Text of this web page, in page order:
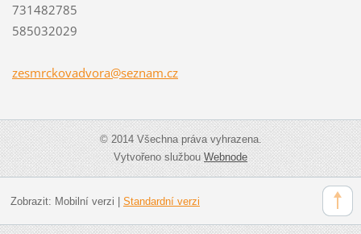
731482785
585032029
zesmrckovadvora@seznam.cz
© 2014 Všechna práva vyhrazena.
Vytvořeno službouWebnode
Zobrazit: Mobilní verzi Standardní verzi